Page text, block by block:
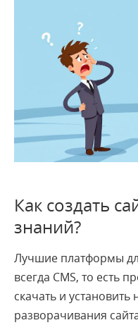
Как создать
знаний?
Лучшие платформы
всегда CMS, то есть
скачать и установить
разворачивания